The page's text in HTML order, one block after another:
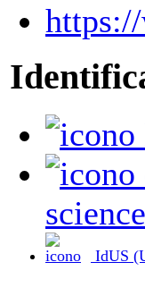
IdUS